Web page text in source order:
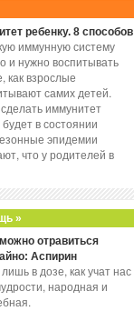
ребенку. 8 способов
иммунную систему
и нужно воспитывать
как взрослые
самих детей.
иммунитет
в состоянии
эпидемии
что у родителей в
»
отравиться
Аспирин
в дозе, как учат нас
народная и